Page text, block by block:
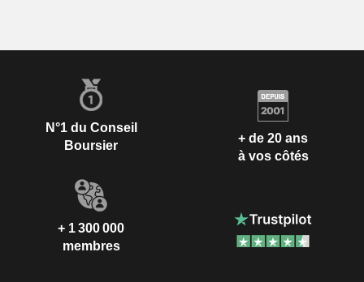
N°1 du Conseil
Boursier
+ de 20 ans
à vos côtés
+ 1 300 000
membres